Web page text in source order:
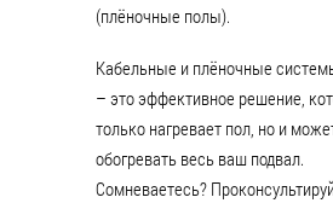
(плёночные полы).
Кабельные и плёночные
– это эффективное решение,
только нагревает пол, но и
обогревать весь ваш подвал.
Сомневаетесь?